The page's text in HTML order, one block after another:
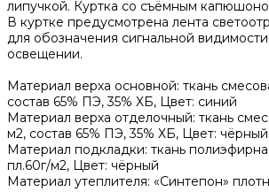
липучкой. Куртка со съёмным
В куртке предусмотрена лента
для обозначения сигнальной
освещении.
Материал верха основной: ткань
состав 65% ПЭ, 35% ХБ, Цвет: синий
Материал верха отделочный: ткань
м2, состав 65% ПЭ, 35% ХБ, Цвет: чёрный
Материал подкладки: ткань
пл.60г/м2, Цвет: чёрный
Материал утеплителя: «Синтепон»